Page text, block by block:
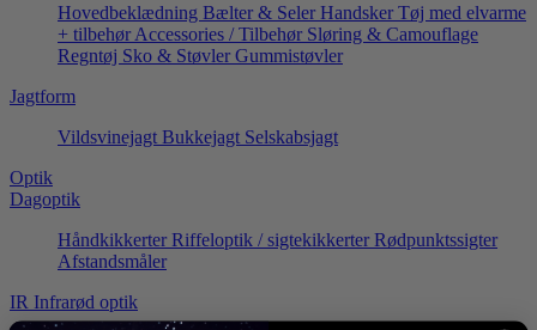
Hovedbeklædning Bælter & Seler Handsker Tøj med elvarme
+ tilbehør Accessories / Tilbehør Sløring & Camouflage
Regntøj Sko & Støvler Gummistøvler
Jagtform
Vildsvinejagt Bukkejagt Selskabsjagt
Optik
Dagoptik
Håndkikkerter Riffeloptik / sigtekikkerter Rødpunktssigter
Afstandsmåler
IR Infrarød optik